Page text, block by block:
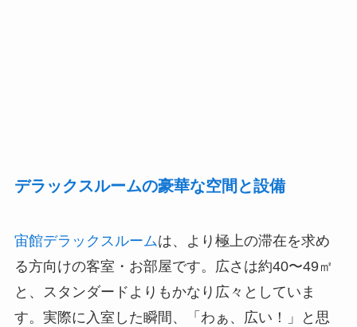
デラックスルームの豪華な空間と設備
宙館デラックスルームは、より極上の滞在を求め
る方向けの客室・お部屋です。広さは約40〜49㎡
と、スタンダードよりもかなり広々としていま
す。実際に入室した瞬間、「わぁ、広い！」と思